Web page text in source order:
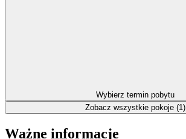
Wybierz termin pobytu
Zobacz wszystkie pokoje (1)
Ważne informacje